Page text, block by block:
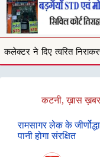
के निर्देश 46 बच्चों
कटनी,ख़ास ख़बर
रामसागर लेक के
पानी होगा संरक्षित